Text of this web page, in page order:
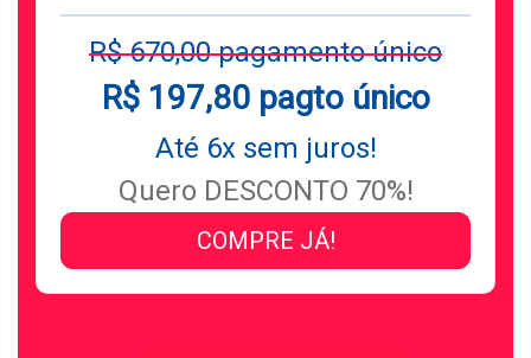
R$ 670,00 pagamento único
R$ 197,80 pagto único
Até 6x sem juros!
Quero DESCONTO 70%!
COMPRE JÁ!